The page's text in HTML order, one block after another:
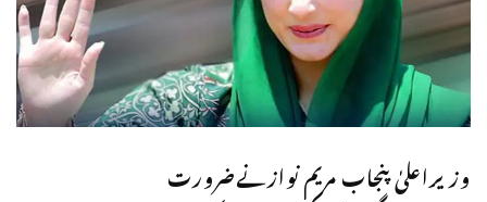
وزیراعلیٰ پنجاب مریم نوازنےضرورت